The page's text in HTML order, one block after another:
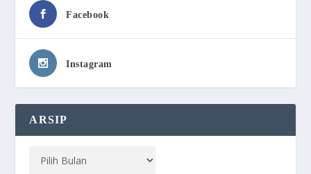
Facebook
Instagram
ARSIP